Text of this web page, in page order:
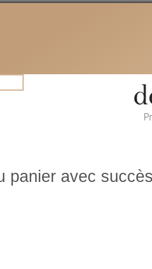
panier avec succès